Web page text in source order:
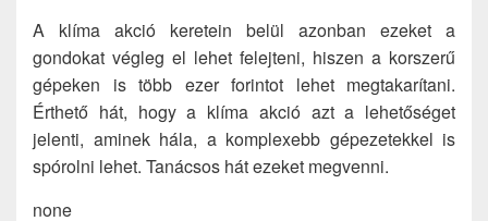
A klíma akció keretein belül azonban ezeket a
gondokat végleg el lehet felejteni, hiszen a korszerű
gépeken is több ezer forintot lehet megtakarítani.
Érthető hát, hogy a klíma akció azt a lehetőséget
jelenti, aminek hála, a komplexebb gépezetekkel is
spórolni lehet. Tanácsos hát ezeket megvenni.
none